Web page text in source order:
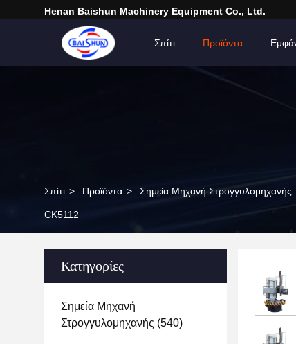
Henan Baishun Machinery Equipment Co., Ltd.
Σπίτι Προϊόντα
Σπίτι > Προϊόντα > Σημεία Μηχανή Στρογγυλομηχανής
CK5112
Κατηγορίες
Σημεία Μηχανή
Στρογγυλομηχανής (540)